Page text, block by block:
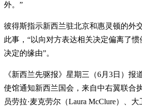
外。”
彼得斯指示新西兰驻北京和惠灵顿的外
此事，“以向对方表达相关决定偏离了
决定的缘由”。
《新西兰先驱报》星期三（6月3日）报
使馆通知新西兰国会，来自中右翼联合
员劳拉·麦克劳尔（Laura McClure）、